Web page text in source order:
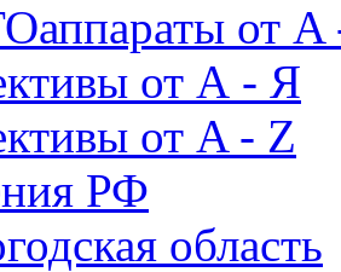
от A
от А - Я
от A - Z
РФ
область